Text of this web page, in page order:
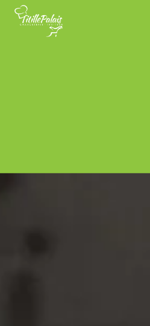
Panneau de gestion des cookies